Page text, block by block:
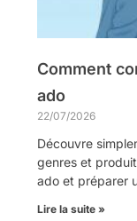
Comment
ado
22/07/2026
Découvre
genres et
ado et préparer
Lire la suite »